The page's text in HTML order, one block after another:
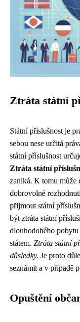
Ztráta státní
Státní příslušnost je
sebou nese určitá
státní příslušnost
Ztráta státní
zaniká. K tomu může
dobrovolné
přijmout státní
být ztráta státní
dlouhodobého
státem. Ztráta státní
důsledky. Je proto
seznámit a v případě
Opuštění